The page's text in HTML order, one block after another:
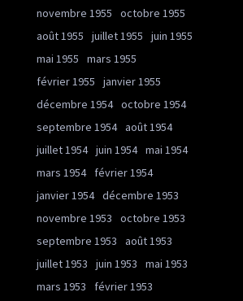
novembre 1955
octobre 1955
août 1955
juillet 1955
juin 1955
mai 1955
mars 1955
février 1955
janvier 1955
décembre 1954 octobre 1954
septembre 1954 août 1954
juillet 1954 juin 1954 mai 1954
mars 1954
février 1954
janvier 1954 décembre 1953
novembre 1953
octobre 1953
septembre 1953
août 1953
juillet 1953
juin 1953
mai 1953
mars 1953
février 1953